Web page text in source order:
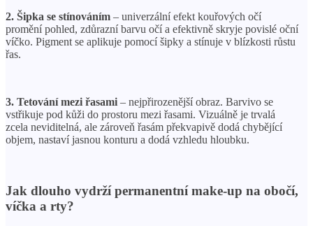
2. Šipka se stínováním – univerzální efekt kouřových očí
promění pohled, zdůrazní barvu očí a efektivně skryje povislé oční
víčko. Pigment se aplikuje pomocí šipky a stínuje v blízkosti růstu
řas.
3. Tetování mezi řasami – nejpřirozenější obraz. Barvivo se
vstřikuje pod kůži do prostoru mezi řasami. Vizuálně je trvalá
zcela neviditelná, ale zároveň řasám překvapivě dodá chybějící
objem, nastaví jasnou konturu a dodá vzhledu hloubku.
Jak dlouho vydrží permanentní make-up na obočí,
víčka a rty?